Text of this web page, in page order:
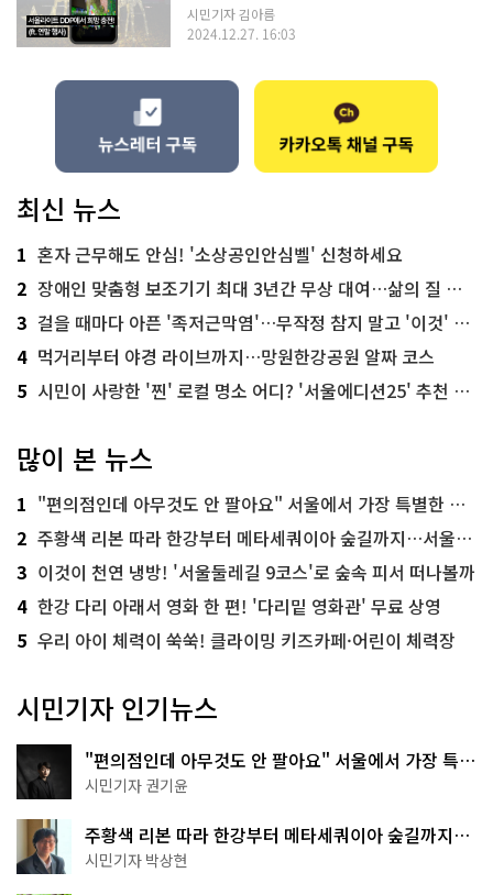
시민기자 김아름
2024.12.27. 16:03
최신 뉴스
1 혼자 근무해도 안심! '소상공인안심벨' 신청하세요
2 장애인 맞춤형 보조기기 최대 3년간 무상 대여…삶의 질 높인다
3 걸을 때마다 아픈 '족저근막염'…무작정 참지 말고 '이것' 해보세요!
4 먹거리부터 야경 라이브까지…망원한강공원 알짜 코스
5 시민이 사랑한 '찐' 로컬 명소 어디? '서울에디션25' 추천 코스
많이 본 뉴스
1 "편의점인데 아무것도 안 팔아요" 서울에서 가장 특별한 편의점의 정체
2 주황색 리본 따라 한강부터 메타세쿼이아 숲길까지…서울둘레길 15코스
3 이것이 천연 냉방! '서울둘레길 9코스'로 숲속 피서 떠나볼까
4 한강 다리 아래서 영화 한 편! '다리밑 영화관' 무료 상영
5 우리 아이 체력이 쑥쑥! 클라이밍 키즈카페·어린이 체력장
시민기자 인기뉴스
"편의점인데 아무것도 안 팔아요" 서울에서 가장 특별
한 편의점의 정체
시민기자 권기윤
주황색 리본 따라 한강부터 메타세쿼이아 숲길까지…
서울둘레길 15코스
시민기자 박상현